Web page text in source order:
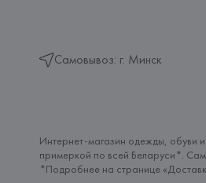
Самовывоз: г. Минск
Интернет-магазин одежды, обуви
примеркой по всей Беларуси*.
*Подробнее на странице «